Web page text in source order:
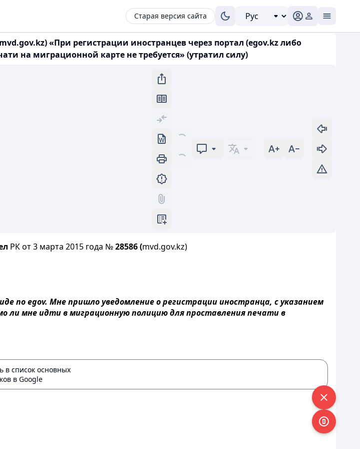
Старая версия сайта
«При регистрации иностранцев через портал (egov.kz либо
на миграционной карте не требуется» (утратил силу)
РК от 3 марта 2015 года №28586(mvd.gov.kz)
по egov. Мне пришло уведомление о регистрации иностранца, с указанием
ли мне идти в миграционную полицию для проставления печати в
в список основных
в Google